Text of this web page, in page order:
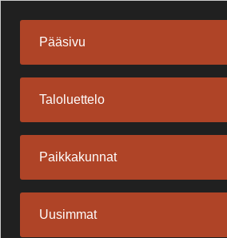
Pääsivu
Taloluettelo
Paikkakunnat
Uusimmat